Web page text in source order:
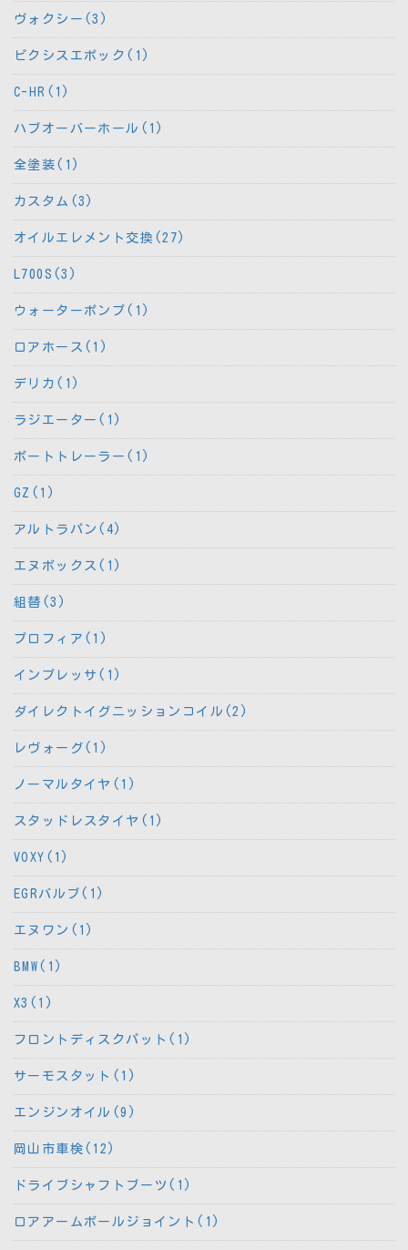
ヴォクシー(3)
ピクシスエポック(1)
C-HR(1)
ハブオーバーホール(1)
全塗装(1)
カスタム(3)
オイルエレメント交換(27)
L700S(3)
ウォーターポンプ(1)
ロアホース(1)
デリカ(1)
ラジエーター(1)
ボートトレーラー(1)
GZ(1)
アルトラパン(4)
エヌボックス(1)
組替(3)
プロフィア(1)
インプレッサ(1)
ダイレクトイグニッションコイル(2)
レヴォーグ(1)
ノーマルタイヤ(1)
スタッドレスタイヤ(1)
VOXY(1)
EGRバルブ(1)
エヌワン(1)
BMW(1)
X3(1)
フロントディスクパット(1)
サーモスタット(1)
エンジンオイル(9)
岡山市車検(12)
ドライブシャフトブーツ(1)
ロアアームボールジョイント(1)